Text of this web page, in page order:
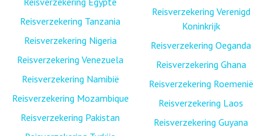
Reisverzekering Tanzania
Reisverzekering Nigeria
Reisverzekering Venezuela
Reisverzekering Namibië
Reisverzekering Mozambique
Reisverzekering Pakistan
Reisverzekering Verenigd
Koninkrijk
Reisverzekering Oeganda
Reisverzekering Ghana
Reisverzekering Roemenië
Reisverzekering Laos
Reisverzekering Guyana